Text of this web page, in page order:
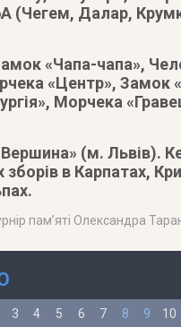
(Чегем, Далар,
«Чапа-чапа»,
«Центр», Замок
Морчека
(м. Львів).
в Карпатах,
пам’яті Олександра
3 4 5 6 7 8 9 10